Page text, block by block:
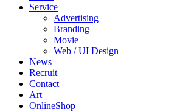
Service
Advertising
Branding
Movie
Web / UI Design
News
Recruit
Contact
Art
OnlineShop